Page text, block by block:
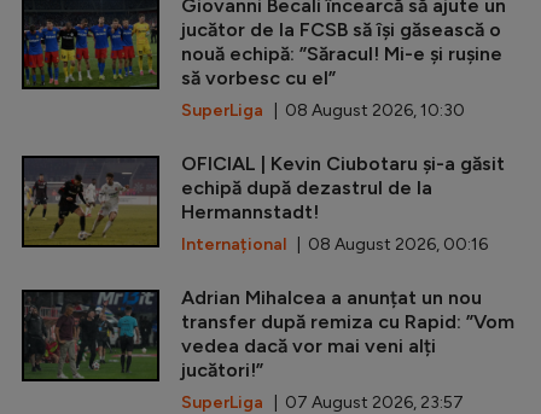
Giovanni Becali încearcă să ajute un
jucător de la FCSB să își găsească o
nouă echipă: ”Săracul! Mi-e și rușine
să vorbesc cu el”
SuperLiga | 08 August 2026, 10:30
OFICIAL | Kevin Ciubotaru și-a găsit
echipă după dezastrul de la
Hermannstadt!
Internațional | 08 August 2026, 00:16
Adrian Mihalcea a anunțat un nou
transfer după remiza cu Rapid: ”Vom
vedea dacă vor mai veni alți
jucători!”
SuperLiga | 07 August 2026, 23:57